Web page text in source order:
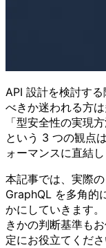
API 設計を検討す
べきか迷われる方
「型安全性の実現
という 3 つの観点
ォーマンスに直結し
本記事では、実際
GraphQL を多角的
かにしていきます
きかの判断基準も
定にお役立てくださ